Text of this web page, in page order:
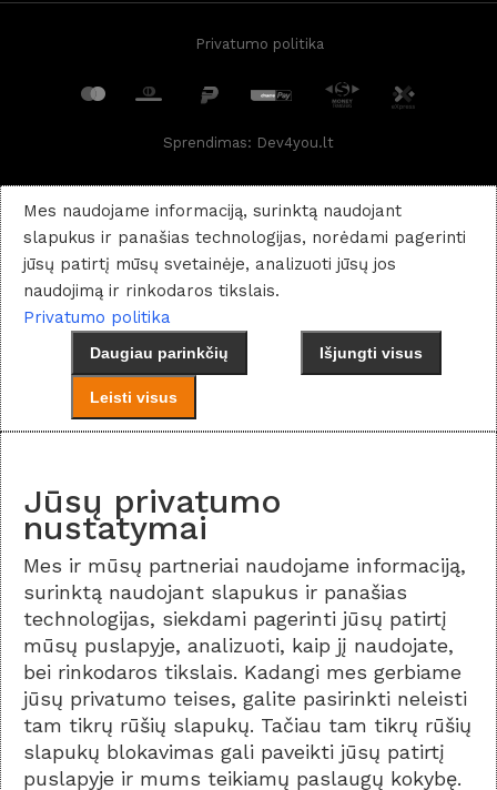
Privatumo politika
Sprendimas: Dev4you.lt
Mes naudojame informaciją, surinktą naudojant
slapukus ir panašias technologijas, norėdami pagerinti
jūsų patirtį mūsų svetainėje, analizuoti jūsų jos
naudojimą ir rinkodaros tikslais.
Privatumo politika
Daugiau parinkčių Išjungti visus
Leisti visus
Jūsų privatumo
nustatymai
Mes ir mūsų partneriai naudojame informaciją,
surinktą naudojant slapukus ir panašias
technologijas, siekdami pagerinti jūsų patirtį
mūsų puslapyje, analizuoti, kaip jį naudojate,
bei rinkodaros tikslais. Kadangi mes gerbiame
jūsų privatumo teises, galite pasirinkti neleisti
tam tikrų rūšių slapukų. Tačiau tam tikrų rūšių
slapukų blokavimas gali paveikti jūsų patirtį
puslapyje ir mums teikiamų paslaugų kokybę.